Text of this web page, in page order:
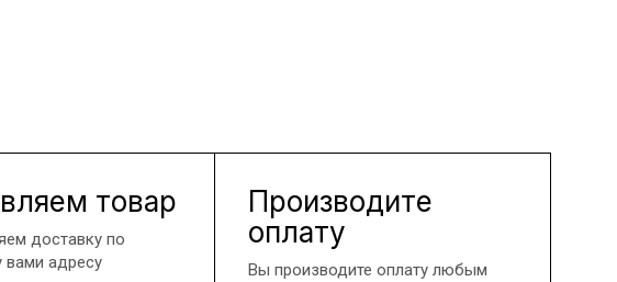
товар
доставку по
вами адресу
Производите
оплату
Вы производите оплату любым